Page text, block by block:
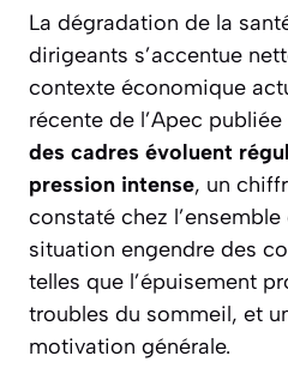
La dégradation de la
dirigeants s’accentue
contexte économique
récente de l’Apec
des cadres évoluent
pression intense, un
constaté chez
situation engendre des
telles que l’épuisement
troubles du sommeil, et
motivation générale.